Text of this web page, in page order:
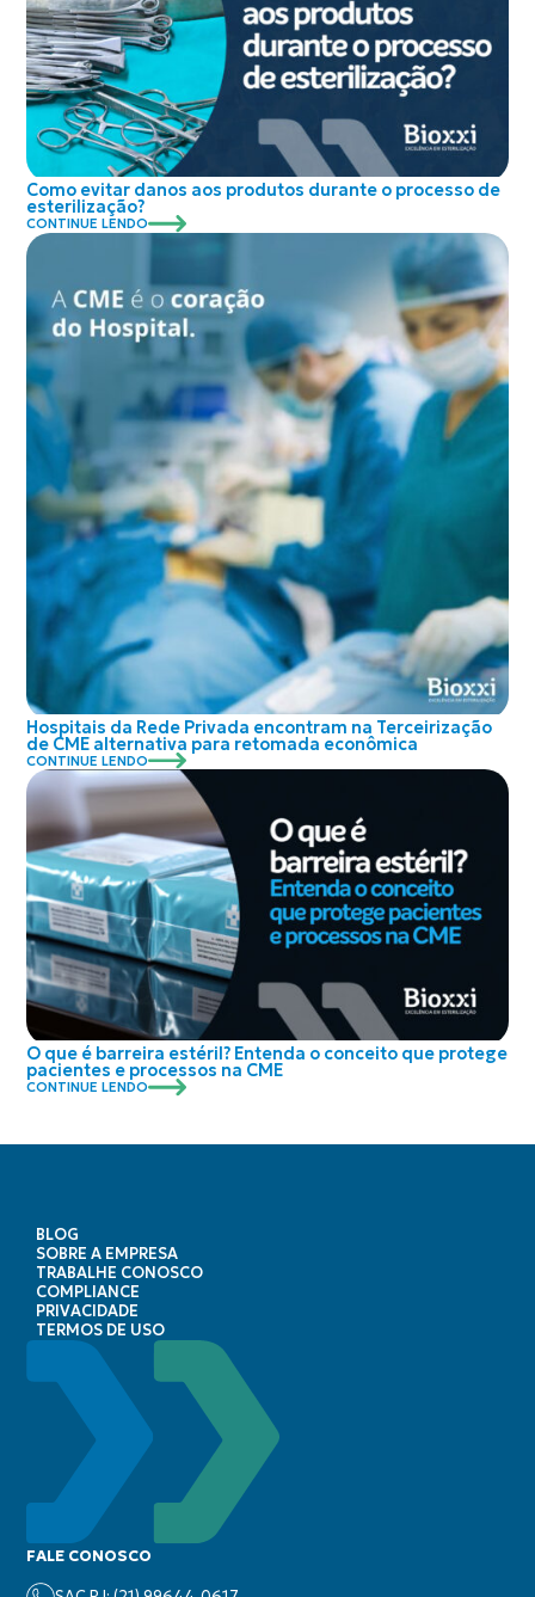
Como evitar danos aos produtos durante o processo de
esterilização?
CONTINUE LENDO
Hospitais da Rede Privada encontram na Terceirização
de CME alternativa para retomada econômica
CONTINUE LENDO
O que é barreira estéril? Entenda o conceito que protege
pacientes e processos na CME
CONTINUE LENDO
BLOG
SOBRE A EMPRESA
TRABALHE CONOSCO
COMPLIANCE
PRIVACIDADE
TERMOS DE USO
FALE CONOSCO